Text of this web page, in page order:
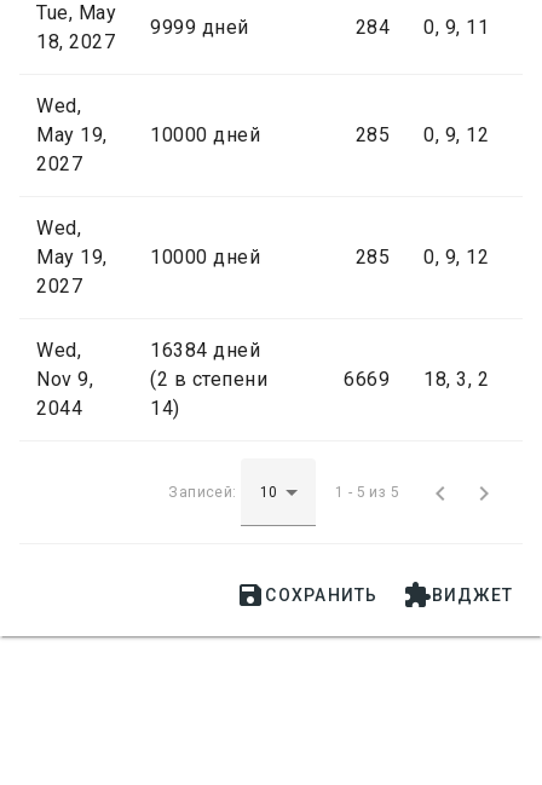
Tue, May
18, 2027
9999 дней 284 0, 9, 11
Wed,
May 19,
2027
10000 дней 285 0, 9, 12
Wed,
May 19,
2027
10000 дней 285 0, 9, 12
Wed,
Nov 9,
2044
16384 дней
(2 в степени
14)
6669 18, 3, 2
Записей: 1 - 5 из 5  
 СОХРАНИТЬ ВИДЖЕТ